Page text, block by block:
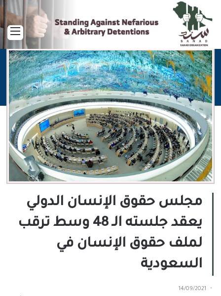
مجلس حقوق الإنسان الدولي
يعقد جلسته الـ 48 وسط ترقب
لملف حقوق الإنسان في
السعودية
14/09/2021